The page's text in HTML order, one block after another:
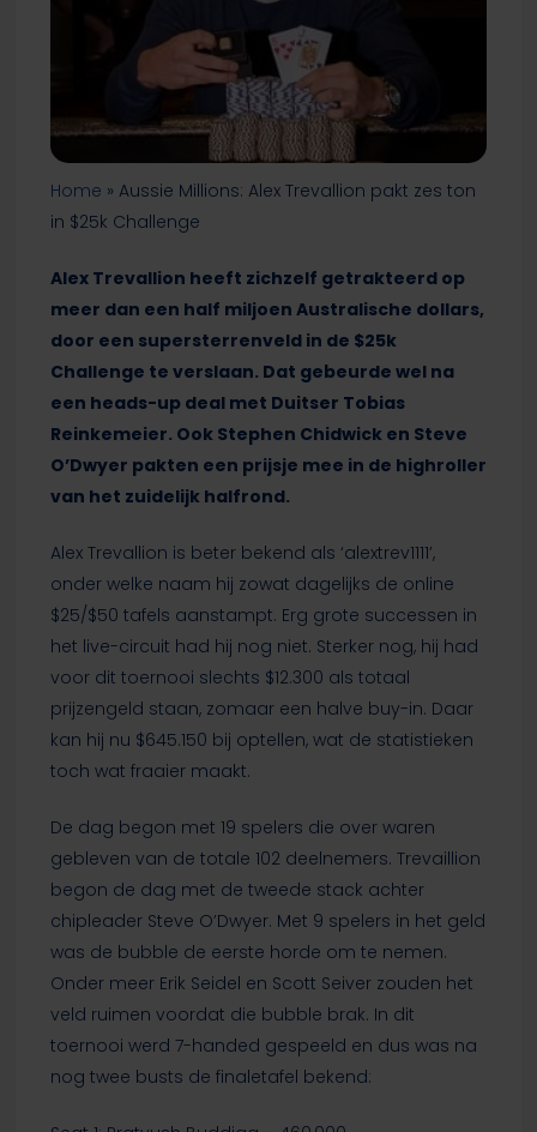
Home » Aussie Millions: Alex Trevallion pakt zes ton
in $25k Challenge
Alex Trevallion heeft zichzelf getrakteerd op
meer dan een half miljoen Australische dollars,
door een supersterrenveld in de $25k
Challenge te verslaan. Dat gebeurde wel na
een heads-up deal met Duitser Tobias
Reinkemeier. Ook Stephen Chidwick en Steve
O’Dwyer pakten een prijsje mee in de highroller
van het zuidelijk halfrond.
Alex Trevallion is beter bekend als ‘alextrev1111’,
onder welke naam hij zowat dagelijks de online
$25/$50 tafels aanstampt. Erg grote successen in
het live-circuit had hij nog niet. Sterker nog, hij had
voor dit toernooi slechts $12.300 als totaal
prijzengeld staan, zomaar een halve buy-in. Daar
kan hij nu $645.150 bij optellen, wat de statistieken
toch wat fraaier maakt.
De dag begon met 19 spelers die over waren
gebleven van de totale 102 deelnemers. Trevaillion
begon de dag met de tweede stack achter
chipleader Steve O’Dwyer. Met 9 spelers in het geld
was de bubble de eerste horde om te nemen.
Onder meer Erik Seidel en Scott Seiver zouden het
veld ruimen voordat die bubble brak. In dit
toernooi werd 7-handed gespeeld en dus was na
nog twee busts de finaletafel bekend: